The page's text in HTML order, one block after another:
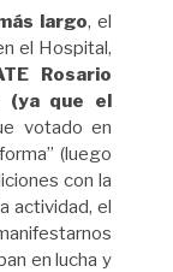
largo, el
el Hospital,
Rosario
(ya que el
votado en
(luego
con la
actividad, el
en lucha y